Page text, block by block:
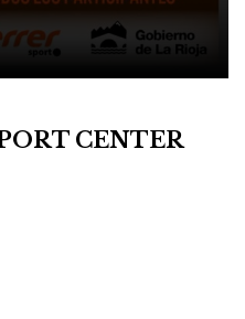
CENTER